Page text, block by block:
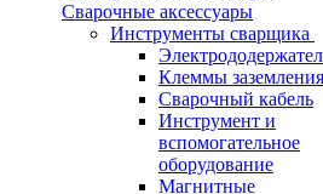
Сварочные аксессуары
Инструменты сварщика
Клеммы заземления
Сварочный кабель
Инструмент и
вспомогательное
оборудование
Магнитные